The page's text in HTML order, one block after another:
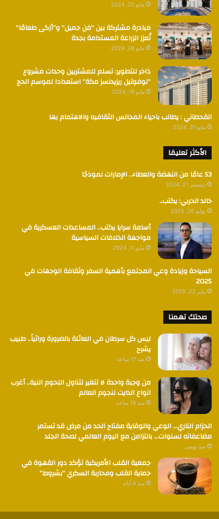
مايو 20, 2024
مبادرة مشتركة بين “فن جميل” و”أزكى طعامًا”
تُعزز الزراعة المستدامة بجدة
مايو 26, 2024
ذاخر للتطوير: تسلم للمشتريين وحدات مشروع
“نوفوتيل ريزيدنسز مكة” استعدادا لموسم الحج
مايو 19, 2024
القحطاني : يطالب باحياء المجالس الثقافيه والاهتمام بها
مايو 31, 2024
الأكثر تعليقا
53 عامًا من النهضة والعطاء.. الإمارات نموذجًا
ديسمبر 21, 2024
خالد الحربي: يكتب..
يوليو 26, 2025
أسامة سرايا يكتب.. المساعدات العسكرية في
مواجهة الخلافات السياسية
مايو 11, 2024
السياحة وزيادة وعي المجتمع بأهمية السفر وثقافة الوجهات في
2025
يناير 22, 2025
صحتك تهمنا
ليس كل سرطان في العائلة بالضرورة وراثياً.. طبيب
يشرح
منذ 17 ساعة
من وجبة واحدة لا تتغير لتناول اللحوم النية.. أغرب
انواع الدايت لنجوم العالم
منذ 19 ساعة
الحزام الناري… الوعي والوقاية مفتاح الحد من مرض قد تستمر
مضاعفاته لسنوات… بالتزامن مع اليوم العالمي لصحة الجلد
منذ يومين
جمعية القلب الأمريكية تؤكد دور القهوة في
حماية القلب ومحاربة السكري “بشروط”
منذ 4 أيام